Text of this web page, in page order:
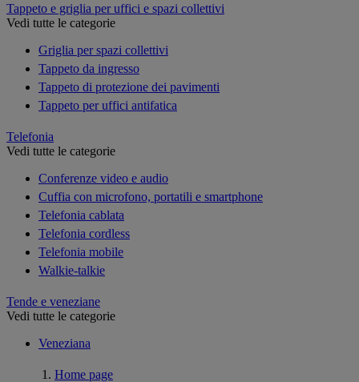
Tappeto e griglia per uffici e spazi collettivi
Vedi tutte le categorie
Griglia per spazi collettivi
Tappeto da ingresso
Tappeto di protezione dei pavimenti
Tappeto per uffici antifatica
Telefonia
Vedi tutte le categorie
Conferenze video e audio
Cuffia con microfono, portatili e smartphone
Telefonia cablata
Telefonia cordless
Telefonia mobile
Walkie-talkie
Tende e veneziane
Vedi tutte le categorie
Veneziana
Home page